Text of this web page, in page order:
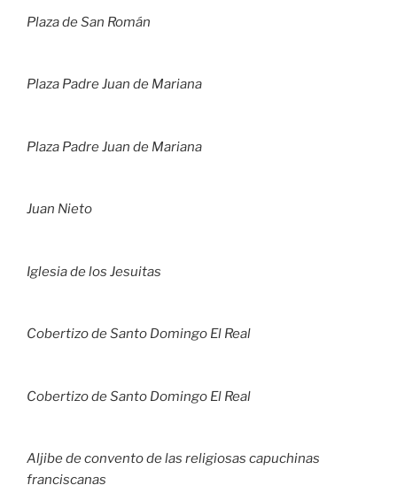
Plaza de San Román
Plaza Padre Juan de Mariana
Plaza Padre Juan de Mariana
Juan Nieto
Iglesia de los Jesuitas
Cobertizo de Santo Domingo El Real
Cobertizo de Santo Domingo El Real
Aljibe de convento de las religiosas capuchinas
franciscanas